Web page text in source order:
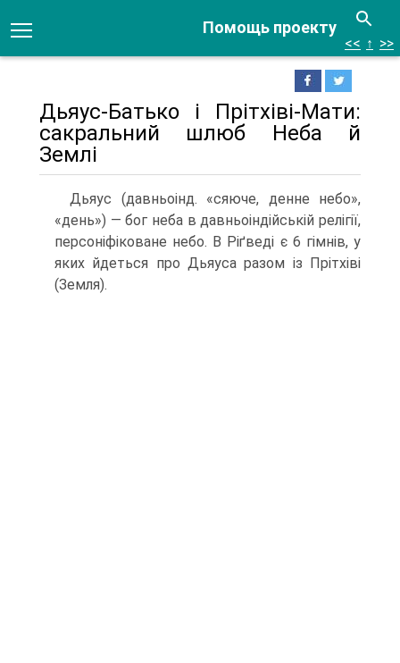
Помощь проекту
<< ↑ >>
Дьяус-Батько і Прітхіві-Мати:
сакральний шлюб Неба й
Землі
Дьяус (давньоінд. «сяюче, денне небо»,
«день») — бог неба в давньоіндійській релігії,
персоніфіковане небо. В Ріґведі є 6 гімнів, у
яких йдеться про Дьяуса ра­зом із Прітхіві
(Земля).